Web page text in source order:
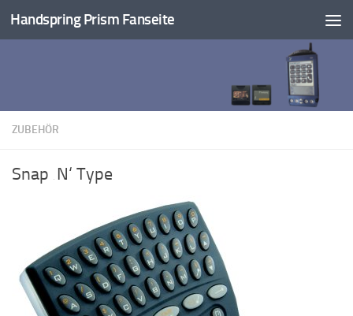
Unter dem Inhalt
Handspring Prism Fanseite
ZUBEHÖR
Snap ‚N‘ Type